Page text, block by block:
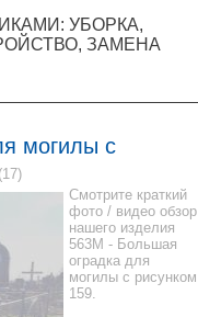
УБОРКА,
ЗАМЕНА
могилы с
(17)
Смотрите краткий
фото / видео обзор
нашего изделия
563M - Большая
оградка для
могилы с рисунком
159.